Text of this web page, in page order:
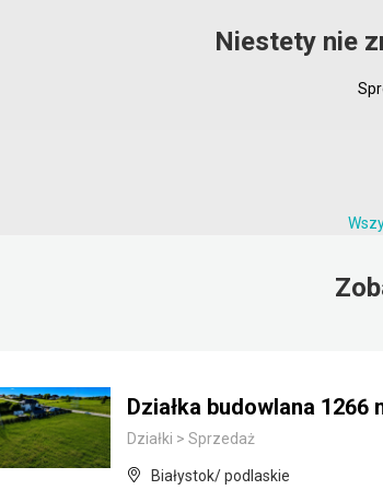
Niestety nie
Działka budowlana 1266
Działki > Sprzedaż
Białystok/ podlaskie